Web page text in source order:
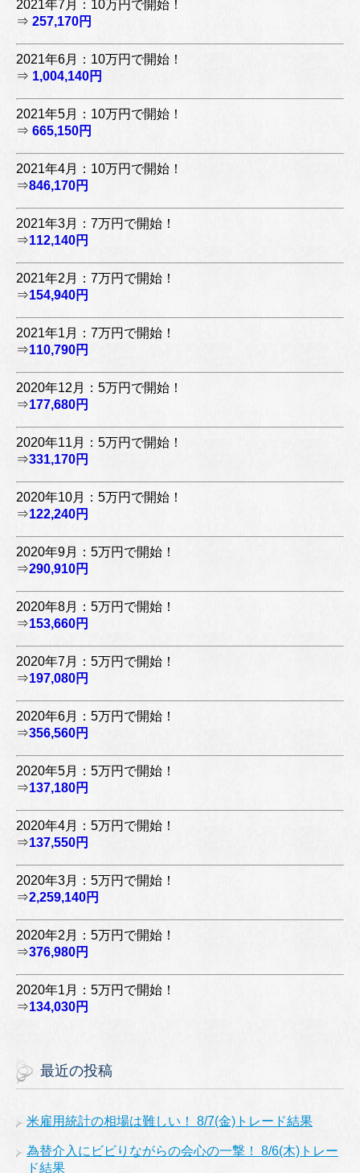
2021年7月：10万円で開始！
⇒ 257,170円
2021年6月：10万円で開始！
⇒ 1,004,140円
2021年5月：10万円で開始！
⇒ 665,150円
2021年4月：10万円で開始！
⇒846,170円
2021年3月：7万円で開始！
⇒112,140円
2021年2月：7万円で開始！
⇒154,940円
2021年1月：7万円で開始！
⇒110,790円
2020年12月：5万円で開始！
⇒177,680円
2020年11月：5万円で開始！
⇒331,170円
2020年10月：5万円で開始！
⇒122,240円
2020年9月：5万円で開始！
⇒290,910円
2020年8月：5万円で開始！
⇒153,660円
2020年7月：5万円で開始！
⇒197,080円
2020年6月：5万円で開始！
⇒356,560円
2020年5月：5万円で開始！
⇒137,180円
2020年4月：5万円で開始！
⇒137,550円
2020年3月：5万円で開始！
⇒2,259,140円
2020年2月：5万円で開始！
⇒376,980円
2020年1月：5万円で開始！
⇒134,030円
最近の投稿
米雇用統計の相場は難しい！ 8/7(金)トレード結果
為替介入にビビりながらの会心の一撃！ 8/6(木)トレー
ド結果